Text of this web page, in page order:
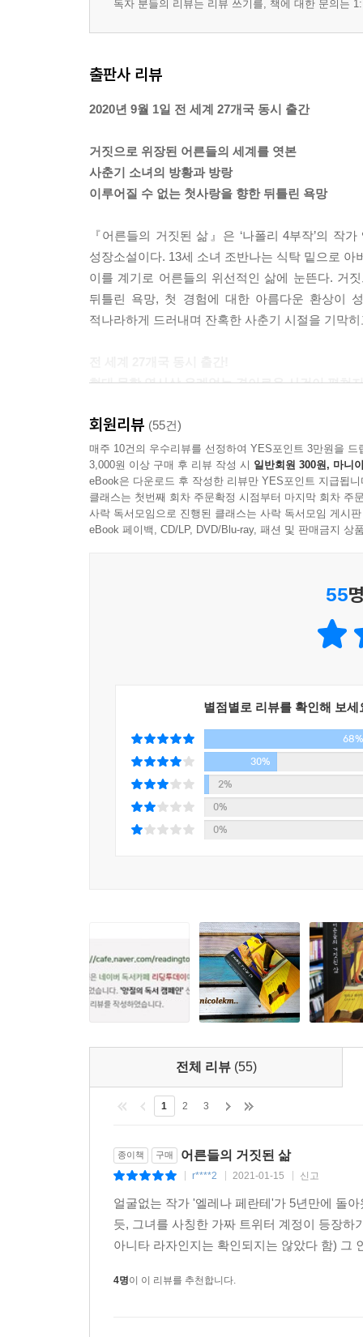
독자 분들의 리뷰는 리뷰 쓰기를, 책에 대한 문의는
출판사 리뷰
2020년 9월 1일 전 세계 27개국 동시 출간
거짓으로 위장된 어른들의 세계를 엿본
사춘기 소녀의 방황과 방랑
이루어질 수 없는 첫사랑을 향한 뒤틀린 욕망
『어른들의 거짓된 삶』은 ‘나폴리 4부작’의 작
성장소설이다. 13세 소녀 조반나는 식탁 밑으로
이를 계기로 어른들의 위선적인 삶에 눈뜬다. 거
뒤틀린 욕망, 첫 경험에 대한 아름다운 환상이
적나라하게 드러내며 잔혹한 사춘기 시절을 기막
현대 문학 역사상 유례없는 경이로운 사건이 펼쳐
엘레나 페란테가 돌아왔다! ‘나폴리 4부작’ 『잃
출간 계약을 했고 2020년 9월 1일 27개국에서 동
여러 국가가 동시 출간하는 일은 유례없는 사건이
2019년 이탈리아에서 『어른들의 거짓된 삶』
구매하려는 사람들이 서점에 몰려오며 장사진을
독자들의 폭발적인 반응이 쇄도했다. 해외 문단
그려낸 사회가 요구하는 여성상을 철저하게
“또 하나의 문학적 사건이 될 것이라는 데 의심의
“사춘기 소녀, 나폴리, 삭막한 사회… 페란테의 공
미국_커커스 리뷰
전 세계 동시 출간을 앞두고 여러 나라가 함께 다
잔혹한 사춘기를 다룬
가장 엘레나 페란테다운 소설
『어른들의 거짓된 삶』은 화자가 어린 시절
호기심을 참지 못하고 사진 앨범을 뒤져 고모의
고모를 닮았는지 확인한다. 조반나는 아름답지
고모의 거친 모습에 매력을 느낀다.
조반나는 겉모습 뒤에 가려진 진짜 모습을 보
바라보게 된다. 그러던 어느 날 아버지와 친형
목격하고 큰 충격에 빠진다. 조반나는 자신이
된다.
누구보다도 사랑하고 신뢰했던 아버지의 충격적
회원리뷰 (55건)
매주 10건의 우수리뷰를 선정하여 YES포인트 3만원을 드
3,000원 이상 구매 후 리뷰 작성 시 일반회원 300원, 마니
eBook은 다운로드 후 작성한 리뷰만 YES포인트 지급됩니
클래스는 첫번째 회차 주문확정 시점부터 마지막 회차 주
사락 독서모임으로 진행된 클래스는 사락 독서모임 게시
eBook 페이백, CD/LP, DVD/Blu-ray, 패션 및 판매금지 상
55
별점별로 리뷰를 확인해 보세
68%
30%
2%
0%
0%
전체 리뷰 (55)
1 2 3
종이책 구매 어른들의 거짓된 삶
r****2 2021-01-15 신고
얼굴없는 작가 '엘레나 페란테'가 5년만에 돌
듯, 그녀를 사칭한 가짜 트위터 계정이 등장
아니타 라자인지는 확인되지는 않았다 함) 그
4명이 이 리뷰를 추천합니다.